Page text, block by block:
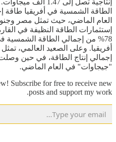
إنتاجية تصل إلى
العام الماضي، حيث تمثل مصر
إستثمارات الطاقة النظيفة في
78% من إجمالي الطاقة الشمسية
"جيجاوات" في العام الماضي.
Subscribe for free to receive new
posts and support my work.